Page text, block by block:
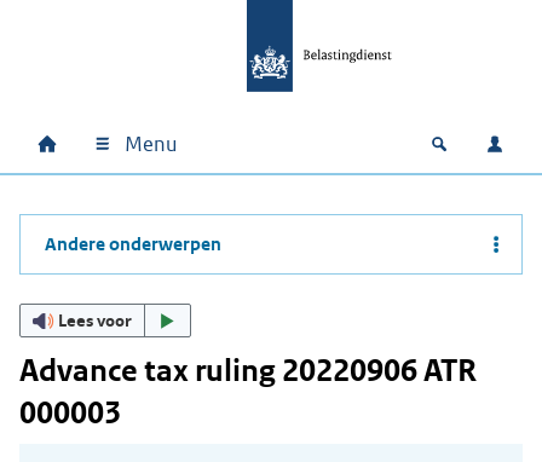
Hoofdnavigatie
Home Menu Open
Andere onderwerpen
Lees voor
Advance tax ruling 20220906 ATR
000003